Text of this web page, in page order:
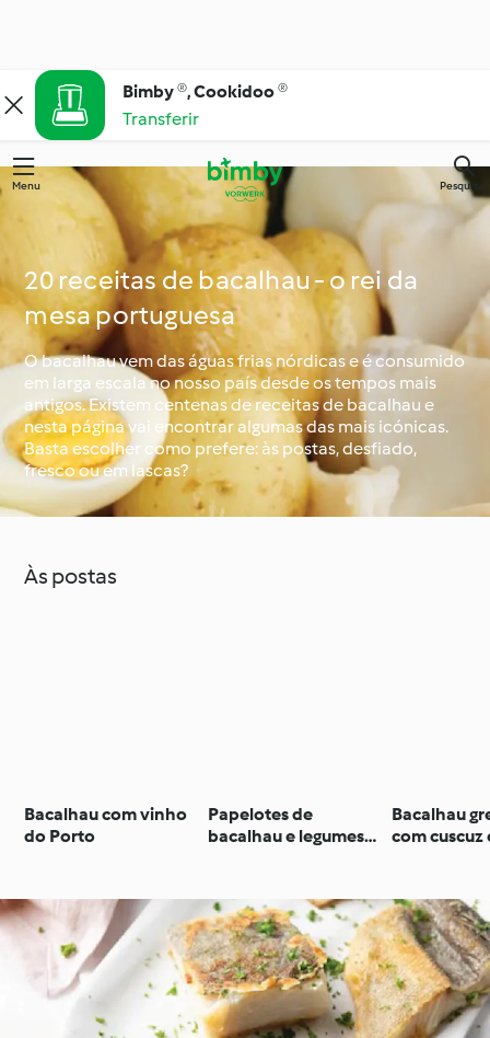
Bimby ®, Cookidoo ®
Transferir
Menu Pesquisar
20 receitas de bacalhau - o rei da
mesa portuguesa
O bacalhau vem das águas frias nórdicas e é consumido
em larga escala no nosso país desde os tempos mais
antigos. Existem centenas de receitas de bacalhau e
nesta página vai encontrar algumas das mais icónicas.
Basta escolher como prefere: às postas, desfiado,
fresco ou em lascas?
Às postas
Bacalhau com vinho
do Porto
Papelotes de
bacalhau e legumes
Bacalhau
com cuscuz